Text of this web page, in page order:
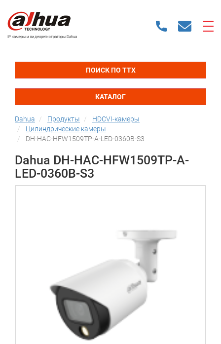
IP камеры и видеорегистраторы Dahua
ПОИСК ПО ТТХ
КАТАЛОГ
Dahua Продукты
HDCVI-камеры
Цилиндрические камеры
DH-HAC-HFW1509TP-A-LED-0360B-S3
Dahua DH-HAC-HFW1509TP-A-
LED-0360B-S3